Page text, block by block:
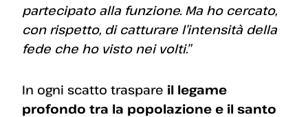
partecipato alla funzione. Ma ho cercato,
con rispetto, di catturare l’intensità della
fede che ho visto nei volti.”
In ogni scatto traspare il legame
profondo tra la popolazione e il santo